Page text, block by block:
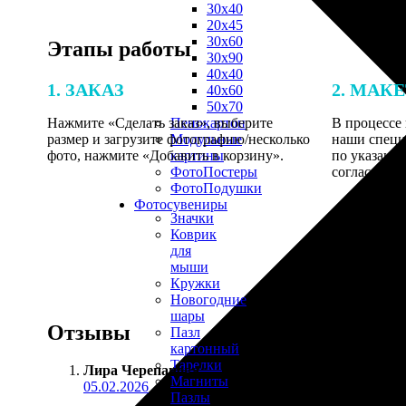
30х40
20х45
30х60
30х90
40х40
40х60
50х70
Пенокартон
Модульные
картины
ФотоПостеры
ФотоПодушки
Фотоcувениры
Значки
Коврик
для
мыши
Кружки
Новогодние
шары
Пазл
картонный
Тарелки
Магниты
Пазлы
Этапы работы
1. ЗАКАЗ
Нажмите «Сделать заказ», выберите
размер и загрузите фотографию/несколько
фото, нажмите «Добавить в корзину».
2.
В процессе
наши
по
Отзывы
Лира Черепанова :
05.02.2026